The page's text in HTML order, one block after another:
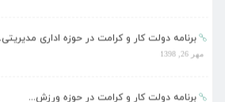
برنامه دولت کار و کرامت در حوزه اداری مدیریتی...
برنامه دولت کار و کرامت در حوزه ورزش...